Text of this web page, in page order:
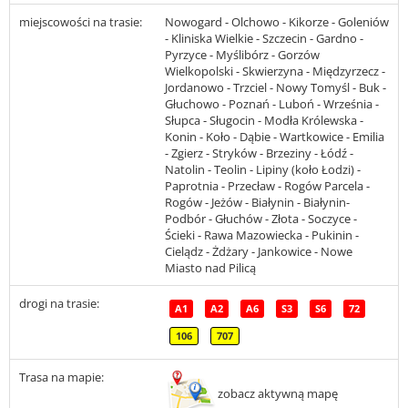
miejscowości na trasie:
Nowogard - Olchowo - Kikorze - Goleniów
- Kliniska Wielkie - Szczecin - Gardno -
Pyrzyce - Myślibórz - Gorzów
Wielkopolski - Skwierzyna - Międzyrzecz -
Jordanowo - Trzciel - Nowy Tomyśl - Buk -
Głuchowo - Poznań - Luboń - Września -
Słupca - Sługocin - Modła Królewska -
Konin - Koło - Dąbie - Wartkowice - Emilia
- Zgierz - Stryków - Brzeziny - Łódź -
Natolin - Teolin - Lipiny (koło Łodzi) -
Paprotnia - Przecław - Rogów Parcela -
Rogów - Jeżów - Białynin - Białynin-
Podbór - Głuchów - Złota - Soczyce -
Ścieki - Rawa Mazowiecka - Pukinin -
Cielądz - Żdżary - Jankowice - Nowe
Miasto nad Pilicą
drogi na trasie: A1 A2 A6 S3 S6 72
106 707
Trasa na mapie:
zobacz aktywną mapę